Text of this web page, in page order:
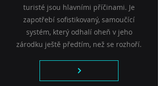
turisté jsou hlavními příčinami. Je
zapotřebí sofistikovaný, samoučící
systém, který odhalí oheň v jeho
zárodku ještě předtím, než se rozhoří.